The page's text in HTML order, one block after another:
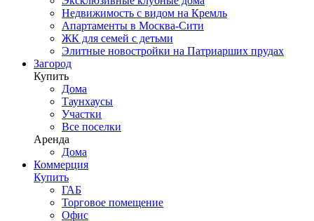
Недвижимость с видом на Кремль
Апартаменты в Москва-Сити
ЖК для семей с детьми
Элитные новостройки на Патриарших прудах
Загород
Купить
Дома
Таунхаусы
Участки
Все поселки
Аренда
Дома
Коммерция
Купить
ГАБ
Торговое помещение
Офис